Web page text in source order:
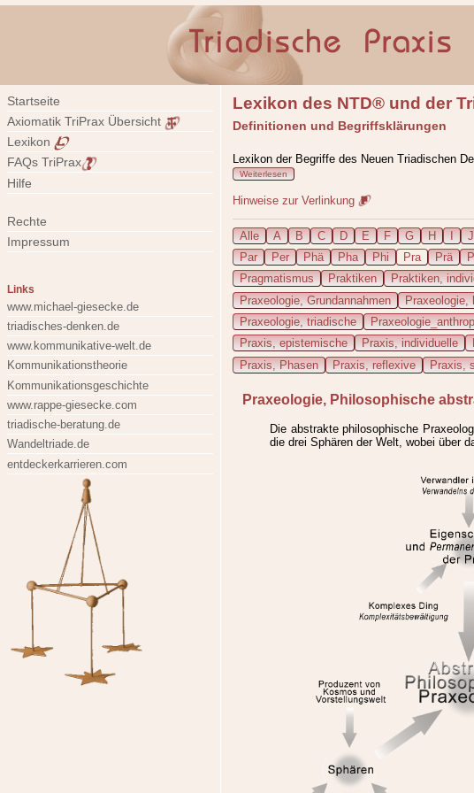
Startseite
Axiomatik TriPrax Übersicht
Lexikon
FAQs TriPrax
Hilfe
Rechte
Impressum
Links
www.michael-giesecke.de
triadisches-denken.de
www.kommunikative-welt.de
Kommunikationstheorie
Kommunikationsgeschichte
www.rappe-giesecke.com
triadische-beratung.de
Wandeltriade.de
entdeckerkarrieren.com
Lexikon des NTD® und der
Definitionen und Begriffsklärungen
Lexikon der Begriffe des Neuen Triadischen
Weiterlesen
Hinweise zur Verlinkung
Alle A B C D E F G H I J
Par
Per Phä Pha Phi Pra Prä
Pragmatismus
Praktiken Praktiken,
Praxeologie, Grundannahmen
Praxeologie,
Praxeologie, triadische
Praxis, epistemische
Praxis, individuelle
Praxis, Phasen
Praxis, reflexive Praxis,
Praxeologie, Philosophische
Die abstrakte philosophische
die drei Sphären der Welt, wobei über